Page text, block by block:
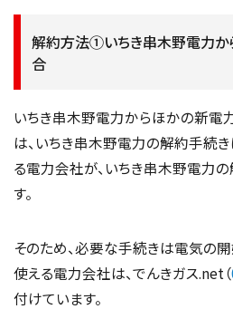
解約方法①いちき串木野電力か
合
いちき串木野電力からほかの新電
は、いちき串木野電力の解約手続
る電力会社が、いちき串木野電力
す。
そのため、必要な手続きは電気の
使える電力会社は、でんきガス.net（
付けています。